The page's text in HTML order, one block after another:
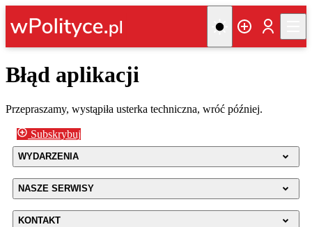
Błąd aplikacji
Przepraszamy, wystąpiła usterka techniczna, wróć później.
Subskrybuj
WYDARZENIA
NASZE SERWISY
KONTAKT